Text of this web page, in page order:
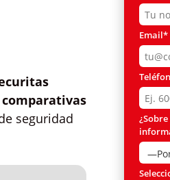
comparativas
seguridad
Email*